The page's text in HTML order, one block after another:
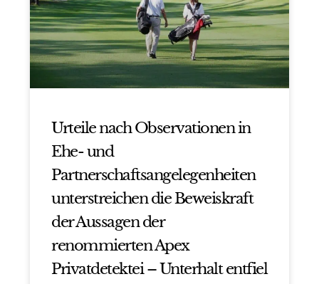
Urteile nach Observationen in
Ehe- und
Partnerschaftsangelegenheiten
unterstreichen die Beweiskraft
der Aussagen der
renommierten Apex
Privatdetektei – Unterhalt entfiel